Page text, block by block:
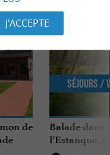
de
Balade dans
l’Estanque, à
Séjours /
J'ACCEPTE